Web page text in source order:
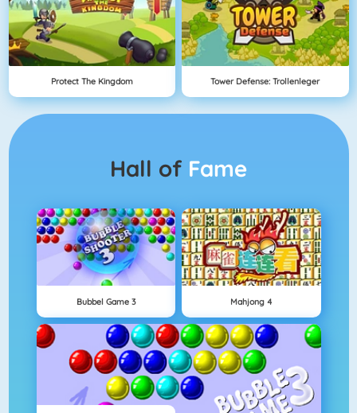
Protect The Kingdom Tower Defense: Trollenleger
Hall of Fame
Bubbel Game 3 Mahjong 4